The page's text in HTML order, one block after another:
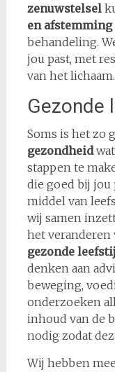
zenuwstelsel
en afstemming
behandeling.
jou past, met
van het lichaam.
Gezonde
Soms is het zo
gezondheid
stappen te
die goed bij jou
middel van
wij samen
het veranderen
gezonde
denken aan
beweging,
onderzoeken
inhoud van de
nodig zodat
Wij hebben